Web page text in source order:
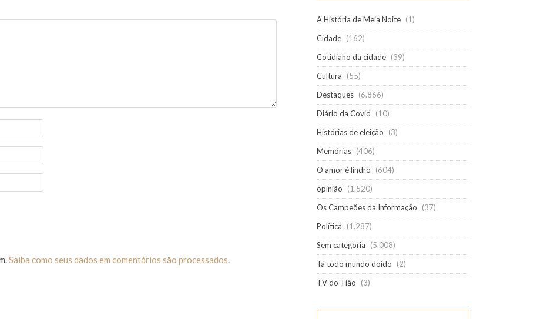
Saiba como seus dados em comentários são processados.
A História de Meia Noite (1)
Cidade (162)
Cotidiano da cidade (39)
Cultura
(55)
Destaques (6.866)
Diário da Covid
(10)
Histórias de eleição
(3)
Memórias (406)
O amor é lindro
(604)
opinião
(1.520)
Os Campeões da Informação
(37)
Política
(1.287)
Sem categoria
(5.008)
Tá todo mundo doido
(2)
TV do Tião
(3)